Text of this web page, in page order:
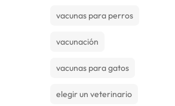
vacunas para perros
vacunación
vacunas para gatos
elegir un veterinario